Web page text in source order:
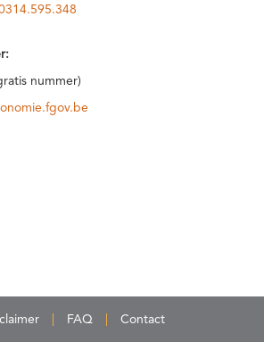
nummer)
FAQ Contact